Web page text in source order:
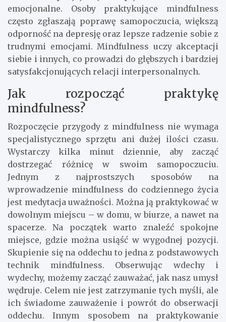
emocjonalne. Osoby praktykujące mindfulness
często zgłaszają poprawę samopoczucia, większą
odporność na depresję oraz lepsze radzenie sobie z
trudnymi emocjami. Mindfulness uczy akceptacji
siebie i innych, co prowadzi do głębszych i bardziej
satysfakcjonujących relacji interpersonalnych.
Jak rozpocząć praktykę
mindfulness?
Rozpoczęcie przygody z mindfulness nie wymaga
specjalistycznego sprzętu ani dużej ilości czasu.
Wystarczy kilka minut dziennie, aby zacząć
dostrzegać różnicę w swoim samopoczuciu.
Jednym z najprostszych sposobów na
wprowadzenie mindfulness do codziennego życia
jest medytacja uważności. Można ją praktykować w
dowolnym miejscu – w domu, w biurze, a nawet na
spacerze. Na początek warto znaleźć spokojne
miejsce, gdzie można usiąść w wygodnej pozycji.
Skupienie się na oddechu to jedna z podstawowych
technik mindfulness. Obserwując wdechy i
wydechy, możemy zacząć zauważać, jak nasz umysł
wędruje. Celem nie jest zatrzymanie tych myśli, ale
ich świadome zauważenie i powrót do obserwacji
oddechu. Innym sposobem na praktykowanie